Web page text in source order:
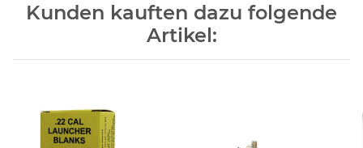
Kunden kauften dazu folgende
Artikel: